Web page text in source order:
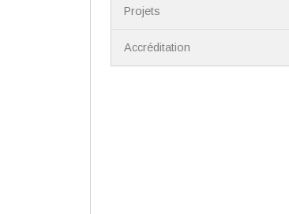
Projets
Accréditation